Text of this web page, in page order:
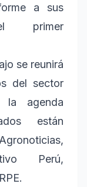
a sus
primer
se reunirá
del sector
la agenda
están
Perú,